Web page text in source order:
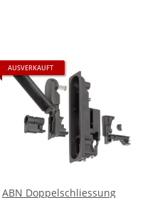
AUSVERKAUFT
ABN Doppelschliessung